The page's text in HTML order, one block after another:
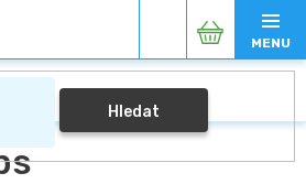
Hledat
Nákupní
košík